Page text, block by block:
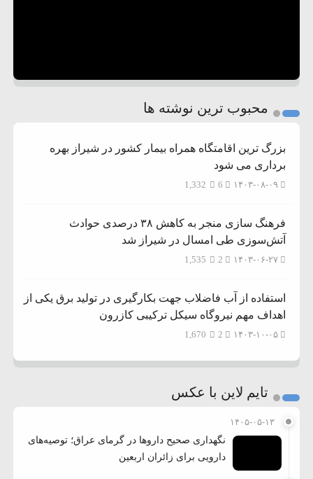
محبوب ترین نوشته ها
بزرگ ترین اقامتگاه همراه بیمار کشور در شیراز بهره
برداری می شود
۱۴۰۳-۰۸-۰۹ 1,332
فرهنگ سازی منجر به کاهش ۳۸ درصدی حوادث
آتش‌سوزی طی امسال در شیراز شد
۱۴۰۳-۰۶-۲۷ 1,535
استفاده از آب فاضلاب جهت بکارگیری در تولید برق یکی از
اهداف مهم نیروگاه سیکل ترکیبی کازرون
۱۴۰۳-۱۰-۰۵ 1,670
تایم لاین با عکس
۱۴۰۵-۰۵-۱۳
نگهداری صحیح داروها در گرمای عراق؛ توصیه‌های
دارویی برای زائران اربعین